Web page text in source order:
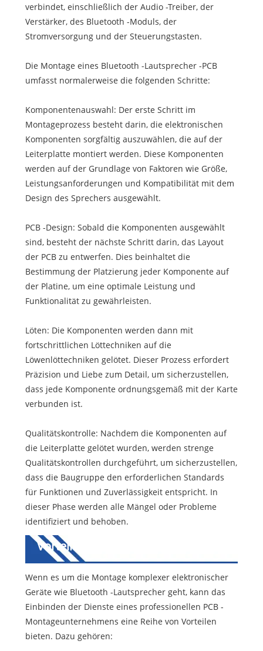
verbindet, einschließlich der Audio -Treiber, der
Verstärker, des Bluetooth -Moduls, der
Stromversorgung und der Steuerungstasten.
Die Montage eines Bluetooth -Lautsprecher -PCB
umfasst normalerweise die folgenden Schritte:
Komponentenauswahl: Der erste Schritt im
Montageprozess besteht darin, die elektronischen
Komponenten sorgfältig auszuwählen, die auf der
Leiterplatte montiert werden. Diese Komponenten
werden auf der Grundlage von Faktoren wie Größe,
Leistungsanforderungen und Kompatibilität mit dem
Design des Sprechers ausgewählt.
PCB -Design: Sobald die Komponenten ausgewählt
sind, besteht der nächste Schritt darin, das Layout
der PCB zu entwerfen. Dies beinhaltet die
Bestimmung der Platzierung jeder Komponente auf
der Platine, um eine optimale Leistung und
Funktionalität zu gewährleisten.
Löten: Die Komponenten werden dann mit
fortschrittlichen Löttechniken auf die
Löwenlöttechniken gelötet. Dieser Prozess erfordert
Präzision und Liebe zum Detail, um sicherzustellen,
dass jede Komponente ordnungsgemäß mit der Karte
verbunden ist.
Qualitätskontrolle: Nachdem die Komponenten auf
die Leiterplatte gelötet wurden, werden strenge
Qualitätskontrollen durchgeführt, um sicherzustellen,
dass die Baugruppe den erforderlichen Standards
für Funktionen und Zuverlässigkeit entspricht. In
dieser Phase werden alle Mängel oder Probleme
identifiziert und behoben.
Vorteile professioneller PCB -
Wenn es um die Montage komplexer elektronischer
Geräte wie Bluetooth -Lautsprecher geht, kann das
Einbinden der Dienste eines professionellen PCB -
Montageunternehmens eine Reihe von Vorteilen
bieten. Dazu gehören: